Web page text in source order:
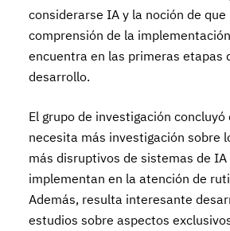
considerarse IA y la noción de que
comprensión de la
encuentra en las primeras etapas
desarrollo.
El grupo de investigación concluyó
necesita más investigación sobre
más disruptivos de sistemas de IA
implementan en la atención de
Además, resulta interesante
estudios sobre aspectos